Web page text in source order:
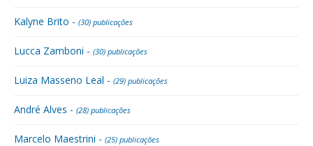
Kalyne Brito - (30) publicações
Lucca Zamboni - (30) publicações
Luiza Masseno Leal - (29) publicações
André Alves - (28) publicações
Marcelo Maestrini - (25) publicações